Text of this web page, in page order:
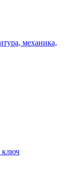
механика,
ключ